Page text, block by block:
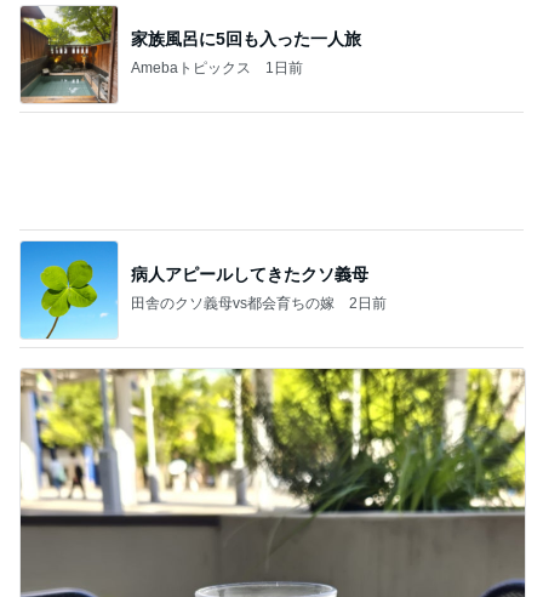
家族風呂に5回も入った一人旅
Amebaトピックス 1日前
病人アピールしてきたクソ義母
田舎のクソ義母vs都会育ちの嫁 2日前